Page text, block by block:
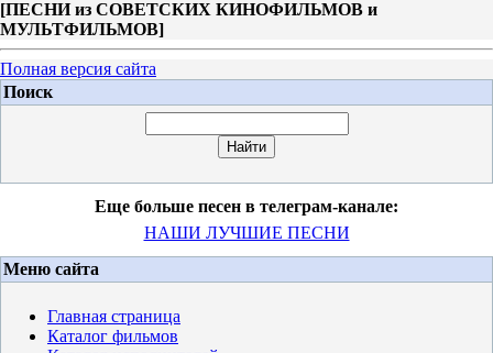
[ПЕСНИ из СОВЕТСКИХ КИНОФИЛЬМОВ и
МУЛЬТФИЛЬМОВ]
Полная версия сайта
Поиск
Еще больше песен в телеграм-канале:
НАШИ ЛУЧШИЕ ПЕСНИ
Меню сайта
Главная страница
Каталог фильмов